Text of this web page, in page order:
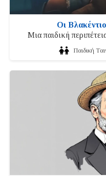
Οι
Μια παιδική
Παιδική